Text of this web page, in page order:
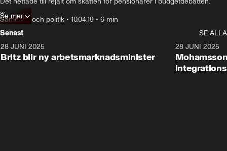
Magdalena Andersson (S) anklagade Moderaterna för att ha ökat
Samhälle och politik • 10.04.19 • 6 min
Se mer
Senast
SE ALLA
28 JUNI 2025
Britz blir ny arbetsmarknadsminister
28 JUNI 2025